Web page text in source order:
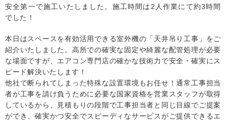
安全第一で施工いたしました。施工時間は2人作業にて約3時間
でした！
本日はスペースを有効活用できる室外機の「天井吊り工事」をご
紹介いたしました。高所での確実な固定や綺麗な配管処理が必要
な場面ですが、エアコン専門店の確かな技術力で安全・確実にス
ピード解決いたします！
他社で断られてしまった特殊な設置環境もお任せ！通常工事担当
者が工事を請け負うために必要な国家資格を営業スタッフが取得
しているから、見積もりの段階で工事担当者と同じ目線でご提案
ができ、確実かつ安全でスピーディなサービスがご提供できるエ